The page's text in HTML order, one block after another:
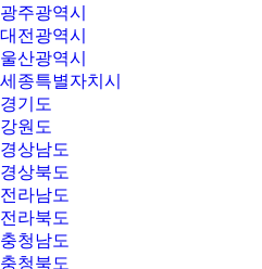
광주광역시
대전광역시
울산광역시
세종특별자치시
경기도
강원도
경상남도
경상북도
전라남도
전라북도
충청남도
충청북도